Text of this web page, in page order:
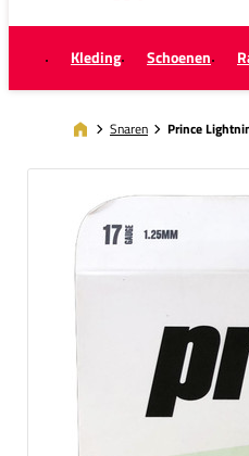
Kleding Schoenen
Snaren Prince